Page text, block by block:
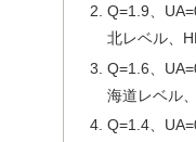
Q=1.9、
北レベル、
Q=1.6、
海道レベル
Q=1.4、